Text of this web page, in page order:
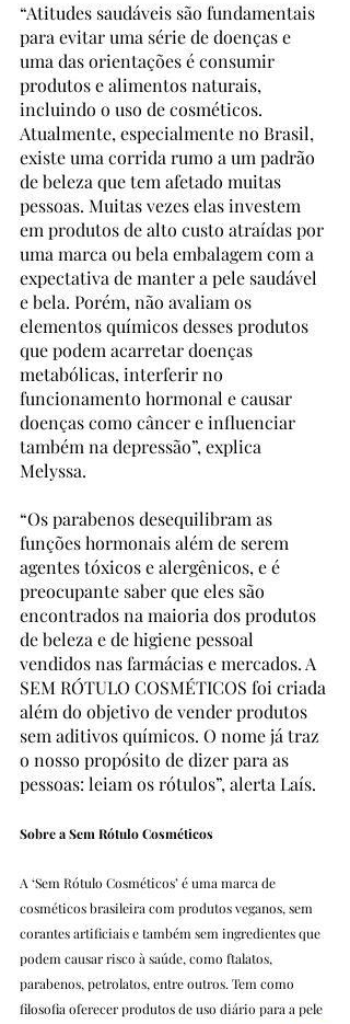
“Atitudes saudáveis são fundamentais
para evitar uma série de doenças e
uma das orientações é consumir
produtos e alimentos naturais,
incluindo o uso de cosméticos.
Atualmente, especialmente no Brasil,
existe uma corrida rumo a um padrão
de beleza que tem afetado muitas
pessoas. Muitas vezes elas investem
em produtos de alto custo atraídas por
uma marca ou bela embalagem com a
expectativa de manter a pele saudável
e bela. Porém, não avaliam os
elementos químicos desses produtos
que podem acarretar doenças
metabólicas, interferir no
funcionamento hormonal e causar
doenças como câncer e influenciar
também na depressão”, explica
Melyssa.
“Os parabenos desequilibram as
funções hormonais além de serem
agentes tóxicos e alergênicos, e é
preocupante saber que eles são
encontrados na maioria dos produtos
de beleza e de higiene pessoal
vendidos nas farmácias e mercados. A
SEM RÓTULO COSMÉTICOS foi criada
além do objetivo de vender produtos
sem aditivos químicos. O nome já traz
o nosso propósito de dizer para as
pessoas: leiam os rótulos”, alerta Laís.
Sobre a Sem Rótulo Cosméticos
A ‘Sem Rótulo Cosméticos’ é uma marca de
cosméticos brasileira com produtos veganos, sem
corantes artificiais e também sem ingredientes que
podem causar risco à saúde, como ftalatos,
parabenos, petrolatos, entre outros. Tem como
filosofia oferecer produtos de uso diário para a pele